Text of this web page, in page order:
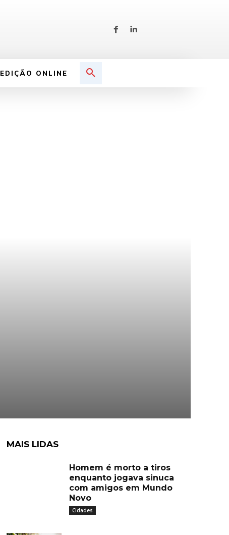
EDIÇÃO ONLINE
MAIS LIDAS
Homem é morto a tiros
enquanto jogava sinuca
com amigos em Mundo
Novo
Cidades